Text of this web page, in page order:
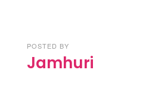
POSTED BY
Jamhuri